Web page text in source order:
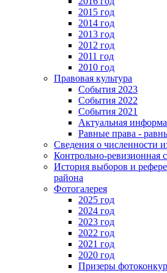
2015 год
2014 год
2013 год
2012 год
2011 год
2010 год
Правовая культура
События 2023
События 2022
События 2021
Актуальная
Равные права -
Сведения о численности
Контрольно-ревизионная
История выборов и
района
Фотогалерея
2025 год
2024 год
2023 год
2022 год
2021 год
2020 год
Призеры